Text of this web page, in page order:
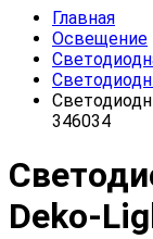
Главная
Освещение
346034
Deko-